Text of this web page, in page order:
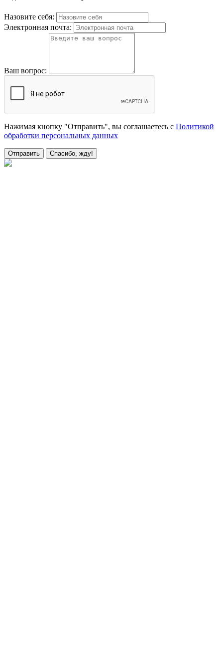
Назовите себя:
Электронная почта:
Ваш вопрос:
Нажимая кнопку "Отправить", вы соглашаетесь с Политикой
обработки персональных данных
Отправить Спасибо, жду!